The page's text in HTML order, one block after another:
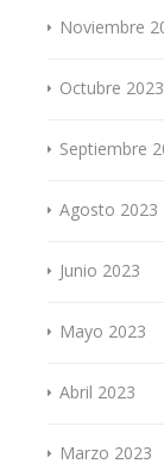
Noviembre
Octubre 2023
Septiembre
Agosto 2023
Junio 2023
Mayo 2023
Abril 2023
Marzo 2023